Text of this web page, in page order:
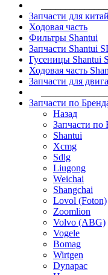
Запчасти для
Ходовая часть
Фильтры Shantui
Запчасти Shantui
Гусеницы Shantui
Ходовая часть
Запчасти для
Запчасти по
Назад
Запчасти по
Shantui
Xcmg
Sdlg
Liugong
Weichai
Shangchai
Lovol (Foton)
Zoomlion
Volvo (ABG)
Vogele
Bomag
Wirtgen
Dynapac